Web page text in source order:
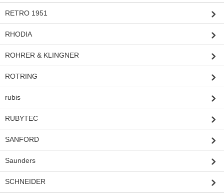
RETRO 1951
RHODIA
ROHRER & KLINGNER
ROTRING
rubis
RUBYTEC
SANFORD
Saunders
SCHNEIDER